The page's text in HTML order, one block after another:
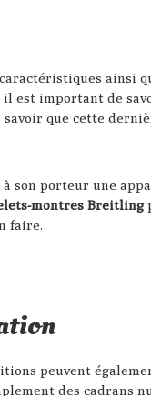
ainsi
il est important de
que cette
son porteur une
montres Breitling
faire.
peuvent
des cadrans